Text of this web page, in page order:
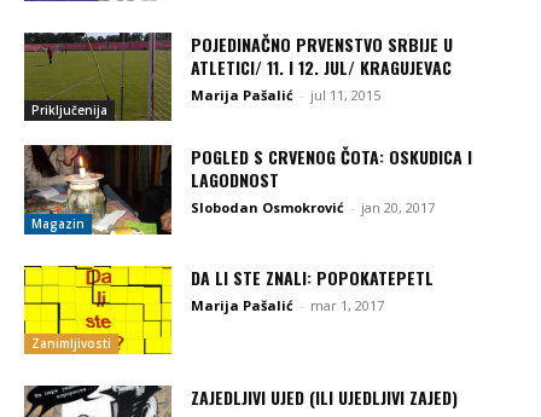
Priključenija
POJEDINAČNO PRVENSTVO SRBIJE U
ATLETICI/ 11. I 12. JUL/ KRAGUJEVAC
Marija Pašalić - jul 11, 2015
Magazin
POGLED S CRVENOG ČOTA: OSKUDICA I
LAGODNOST
Slobodan Osmokrović - jan 20, 2017
Zanimljivosti
DA LI STE ZNALI: POPOKATEPETL
Marija Pašalić - mar 1, 2017
ZAJEDLJIVI UJED (ILI UJEDLJIVI ZAJED)